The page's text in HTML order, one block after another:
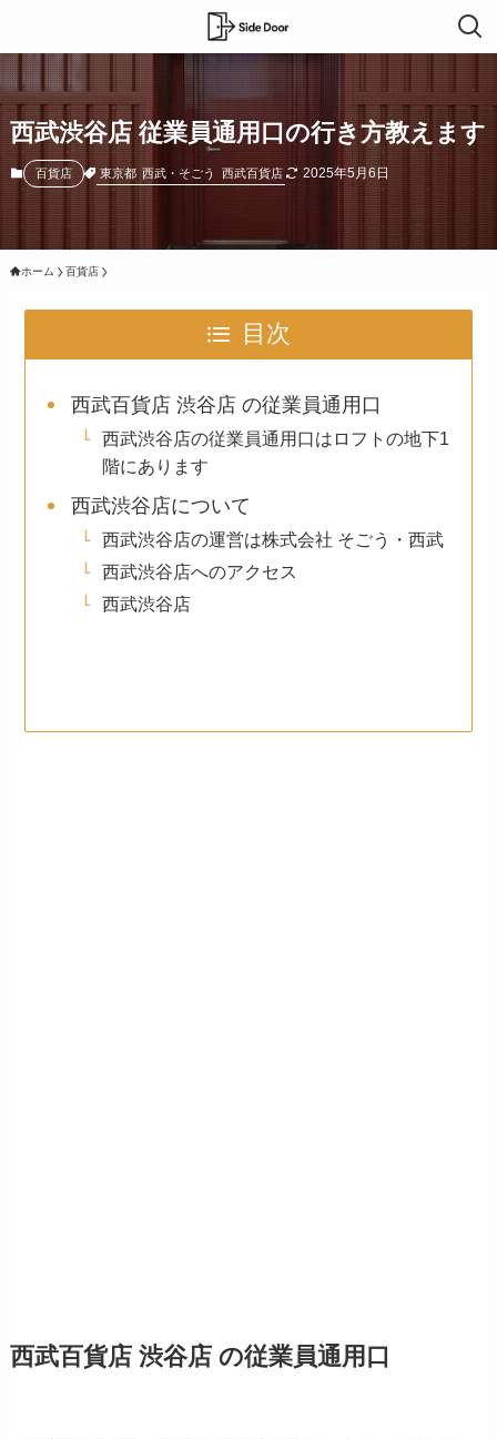
西武渋谷店 従業員通用口の行き方教えます
百貨店 東京都 西武・そごう 西武百貨店 2025年5月6日
ホーム 百貨店
目次
西武百貨店 渋谷店 の従業員通用口
西武渋谷店の従業員通用口はロフトの地下1
階にあります
西武渋谷店について
西武渋谷店の運営は株式会社 そごう・西武
西武渋谷店へのアクセス
西武渋谷店
西武百貨店 渋谷店 の従業員通用口